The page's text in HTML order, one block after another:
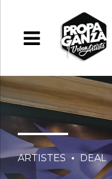
ARTISTES DEAL